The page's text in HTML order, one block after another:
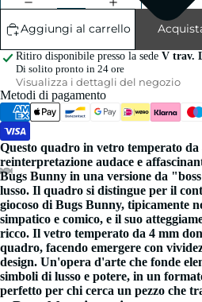
Aggiungi al carrello
Ritiro disponibile presso la sede V trav.
Di solito pronto in 24 ore
Visualizza i dettagli del negozio
Metodi di pagamento
Questo quadro in vetro temperato
reinterpretazione audace e
Bugs Bunny in una versione da
lusso. Il quadro si distingue per il
giocoso di Bugs Bunny, tipicamente
simpatico e comico, e il suo
ricco. Il vetro temperato da 4 mm
quadro, facendo emergere con
design. Un'opera d'arte che fonde
simboli di lusso e potere, in un
perfetto per chi cerca un pezzo che